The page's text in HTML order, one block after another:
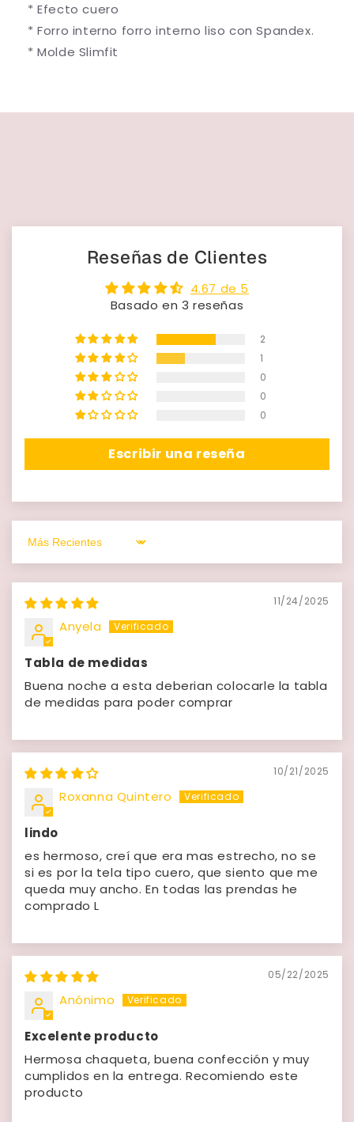
* Efecto cuero
* Forro interno forro interno liso con Spandex.
* Molde Slimfit
Reseñas de Clientes
4.67 de 5
Basado en 3 reseñas
2
1
0
0
0
Escribir una reseña
Sort by
11/24/2025
Anyela
Tabla de medidas
Buena noche a esta deberian colocarle la tabla
de medidas para poder comprar
10/21/2025
Roxanna Quintero
lindo
es hermoso, creí que era mas estrecho, no se
si es por la tela tipo cuero, que siento que me
queda muy ancho. En todas las prendas he
comprado L
05/22/2025
Anónimo
Excelente producto
Hermosa chaqueta, buena confección y muy
cumplidos en la entrega. Recomiendo este
producto